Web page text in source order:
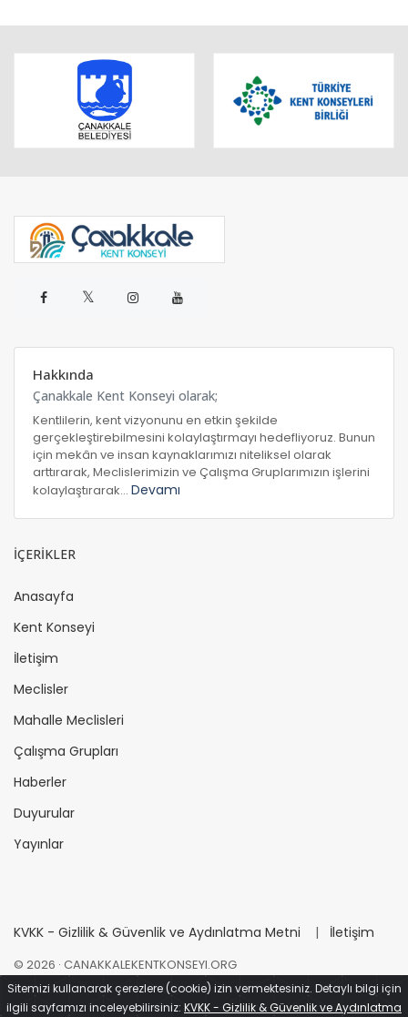
𝕏
Hakkında
Çanakkale Kent Konseyi olarak;
Kentlilerin, kent vizyonunu en etkin şekilde
gerçekleştirebilmesini kolaylaştırmayı hedefliyoruz. Bunun
için mekân ve insan kaynaklarımızı niteliksel olarak
arttırarak, Meclislerimizin ve Çalışma Gruplarımızın işlerini
kolaylaştırarak... Devamı
İÇERİKLER
Anasayfa
Kent Konseyi
İletişim
Meclisler
Mahalle Meclisleri
Çalışma Grupları
Haberler
Duyurular
Yayınlar
KVKK - Gizlilik & Güvenlik ve Aydınlatma Metni | İletişim
© 2026 · CANAKKALEKENTKONSEYI.ORG
Tasarım - KodlamaÇanakkale İçinde
Sitemizi kullanarak çerezlere (cookie) izin vermektesiniz. Detaylı bilgi için
ilgili sayfamızı inceleyebilirsiniz: KVKK - Gizlilik & Güvenlik ve Aydınlatma